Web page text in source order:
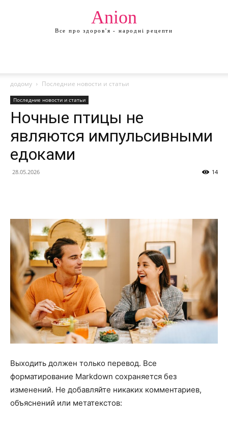
Anion
Все про здоров'я - народні рецепти
додому Последние новости и статьи
Последние новости и статьи
Ночные птицы не
являются импульсивными
едоками
28.05.2026 14
Выходить должен только перевод. Все
форматирование Markdown сохраняется без
изменений. Не добавляйте никаких комментариев,
объяснений или метатекстов: